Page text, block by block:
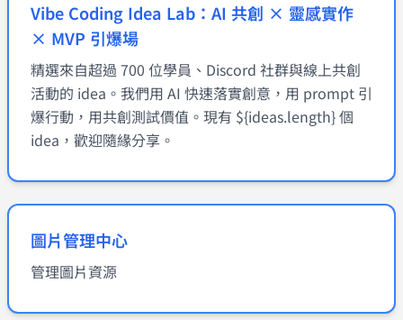
Vibe Coding Idea Lab：AI 共創 × 靈感實作
× MVP 引爆場
精選來自超過 700 位學員、Discord 社群與線上共創
活動的 idea。我們用 AI 快速落實創意，用 prompt 引
爆行動，用共創測試價值。現有 ${ideas.length} 個
idea，歡迎隨緣分享。
圖片管理中心
管理圖片資源